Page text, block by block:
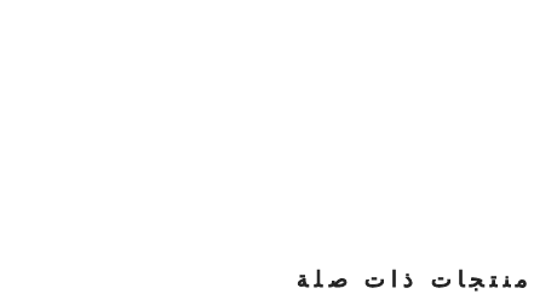
منتجات ذات صلة